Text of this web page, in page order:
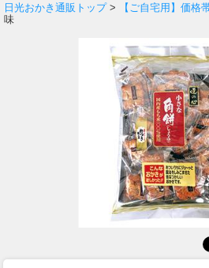
日光おかき通販トップ> 【ご自宅用】価格
味